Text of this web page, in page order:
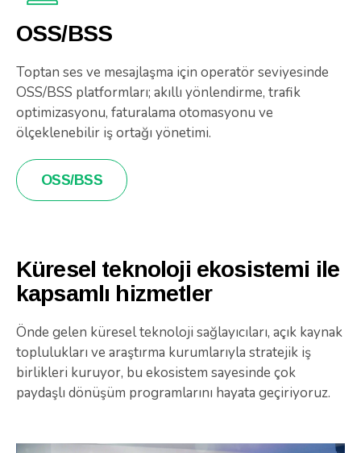
OSS/BSS
Toptan ses ve mesajlaşma için operatör seviyesinde
OSS/BSS platformları; akıllı yönlendirme, trafik
optimizasyonu, faturalama otomasyonu ve
ölçeklenebilir iş ortağı yönetimi.
OSS/BSS
Küresel teknoloji ekosistemi ile
kapsamlı hizmetler
Önde gelen küresel teknoloji sağlayıcıları, açık kaynak
toplulukları ve araştırma kurumlarıyla stratejik iş
birlikleri kuruyor, bu ekosistem sayesinde çok
paydaşlı dönüşüm programlarını hayata geçiriyoruz.